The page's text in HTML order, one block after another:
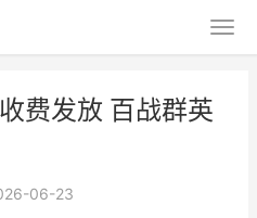
费发放 百战群英
06-23